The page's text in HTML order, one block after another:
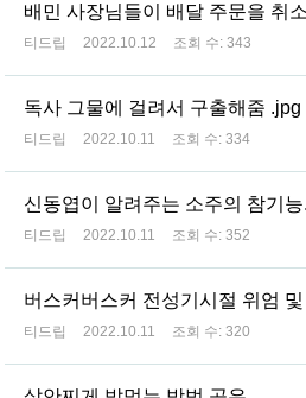
배민 사장님들이 배달 주문을 취
티드립 2022.10.12 조회 수: 343
독사 그물에 걸려서 구출해줌 .jpg
티드립 2022.10.11 조회 수: 334
신동엽이 알려주는 소주의 참기
티드립 2022.10.11 조회 수: 352
버스커버스커 전성기시절 위엄
티드립 2022.10.11 조회 수: 320